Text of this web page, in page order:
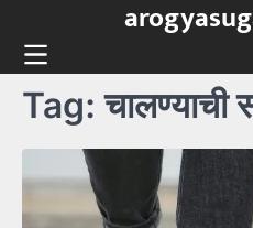
content
Tag:चालण्याची